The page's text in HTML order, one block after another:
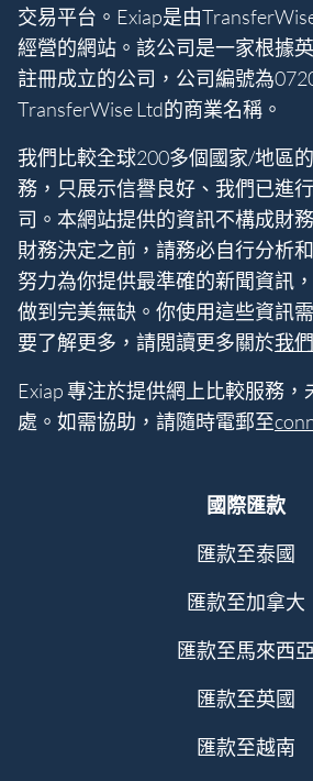
交易平台。Exiap是由
經營的網站。該公司是一家根據
註冊成立的公司，公司編號為
TransferWise Ltd的商業名稱。
我們比較全球200多個國家/地區
務，只展示信譽良好、我們已進
司。本網站提供的資訊不構成財
財務決定之前，請務必自行分析
努力為你提供最準確的新聞資訊
做到完美無缺。你使用這些資訊
要了解更多，請閲讀更多關於我
Exiap 專注於提供網上比較服務
處。如需協助，請隨時電郵至
國際匯款
匯款至泰國
匯款至加拿大
匯款至馬來西亞
匯款至英國
匯款至越南